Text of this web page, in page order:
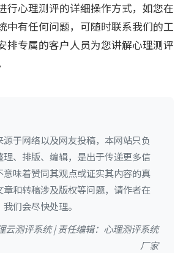
行心理测评的详细操作方式，如您在
中有任何问题，可随时联系我们的工
排专属的客户人员为您讲解心理测评
于网络以及网友投稿，本网站只负
理、排版、编辑，是出于传递更多信
意味着赞同其观点或证实其内容的真
章和转稿涉及版权等问题，请作者在
们会尽快处理。
云测评系统 | 责任编辑：心理测评系统
厂家